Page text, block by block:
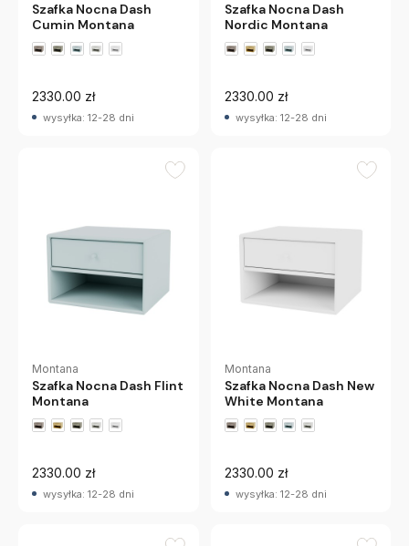
Szafka Nocna Dash
Cumin Montana
2330.00 zł
wysyłka: 12-28 dni
Szafka Nocna Dash
Nordic Montana
2330.00 zł
wysyłka: 12-28 dni
Montana
Szafka Nocna Dash Flint
Montana
2330.00 zł
wysyłka: 12-28 dni
Montana
Szafka Nocna Dash New
White Montana
2330.00 zł
wysyłka: 12-28 dni